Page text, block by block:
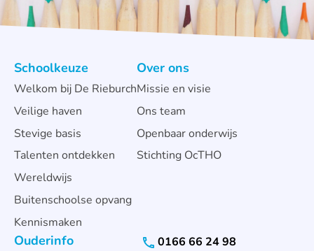
Schoolkeuze
Welkom bij De Rieburch
Veilige haven
Stevige basis
Talenten ontdekken
Wereldwijs
Buitenschoolse opvang
Kennismaken
Over ons
Missie en visie
Ons team
Openbaar onderwijs
Stichting OcTHO
Ouderinfo
0166 66 24 98